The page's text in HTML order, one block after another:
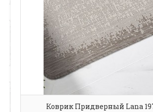
Коврик Придверный Lana